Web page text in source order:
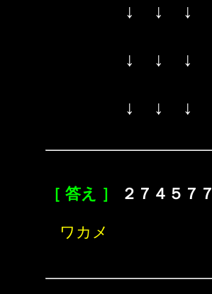
↓ ↓ ↓
↓ ↓ ↓
↓ ↓ ↓
［ 答え ］ ２７４５７７
ワカメ